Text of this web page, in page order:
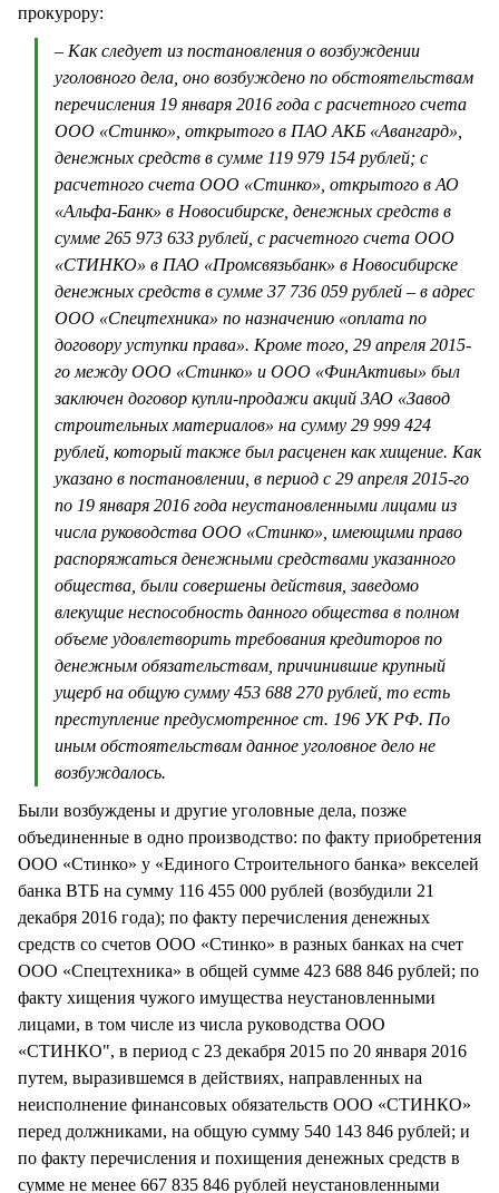
прокурору:
– Как следует из постановления о возбуждении
уголовного дела, оно возбуждено по обстоятельствам
перечисления 19 января 2016 года с расчетного счета
ООО «Стинко», открытого в ПАО АКБ «Авангард»,
денежных средств в сумме 119 979 154 рублей; с
расчетного счета ООО «Стинко», открытого в АО
«Альфа-Банк» в Новосибирске, денежных средств в
сумме 265 973 633 рублей, с расчетного счета ООО
«СТИНКО» в ПАО «Промсвязьбанк» в Новосибирске
денежных средств в сумме 37 736 059 рублей – в адрес
ООО «Спецтехника» по назначению «оплата по
договору уступки права». Кроме того, 29 апреля 2015-
го между ООО «Стинко» и ООО «ФинАктивы» был
заключен договор купли-продажи акций ЗАО «Завод
строительных материалов» на сумму 29 999 424
рублей, который также был расценен как хищение. Как
указано в постановлении, в период с 29 апреля 2015-го
по 19 января 2016 года неустановленными лицами из
числа руководства ООО «Стинко», имеющими право
распоряжаться денежными средствами указанного
общества, были совершены действия, заведомо
влекущие неспособность данного общества в полном
объеме удовлетворить требования кредиторов по
денежным обязательствам, причинившие крупный
ущерб на общую сумму 453 688 270 рублей, то есть
преступление предусмотренное ст. 196 УК РФ. По
иным обстоятельствам данное уголовное дело не
возбуждалось.
Были возбуждены и другие уголовные дела, позже
объединенные в одно производство: по факту приобретения
ООО «Стинко» у «Единого Строительного банка» векселей
банка ВТБ на сумму 116 455 000 рублей (возбудили 21
декабря 2016 года); по факту перечисления денежных
средств со счетов ООО «Стинко» в разных банках на счет
ООО «Спецтехника» в общей сумме 423 688 846 рублей; по
факту хищения чужого имущества неустановленными
лицами, в том числе из числа руководства ООО
«СТИНКО", в период с 23 декабря 2015 по 20 января 2016
путем, выразившемся в действиях, направленных на
неисполнение финансовых обязательств ООО «СТИНКО»
перед должниками, на общую сумму 540 143 846 рублей; и
по факту перечисления и похищения денежных средств в
сумме не менее 667 835 846 рублей неустановленными